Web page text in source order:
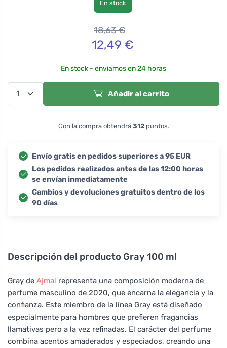
Descripción del producto Gray 100 ml
Gray de Ajmal representa una composición moderna de
perfume masculino de 2020, que encarna la elegancia y la
confianza. Este miembro de la línea Gray está diseñado
especialmente para hombres que prefieren fragancias
llamativas pero a la vez refinadas. El carácter del perfume
combina acentos amaderados y especiados, creando una
En stock
18,63€
12,49 €
En stock - enviamos en 24 horas
Añadir al carrito
Con la compra obtendrá 312puntos.
Envío gratis en pedidos superiores a 95 EUR
Los pedidos realizados antes de las 12:00 horas
se envían inmediatamente
Cambios y devoluciones gratuitos dentro de los
90 días